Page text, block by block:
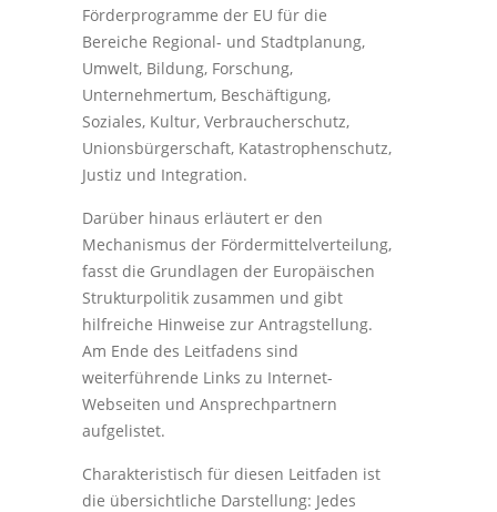
Förderprogramme der EU für die
Bereiche Regional- und Stadtplanung,
Umwelt, Bildung, Forschung,
Unternehmertum, Beschäftigung,
Soziales, Kultur, Verbraucherschutz,
Unionsbürgerschaft, Katastrophenschutz,
Justiz und Integration.
Darüber hinaus erläutert er den
Mechanismus der Fördermittelverteilung,
fasst die Grundlagen der Europäischen
Strukturpolitik zusammen und gibt
hilfreiche Hinweise zur Antragstellung.
Am Ende des Leitfadens sind
weiterführende Links zu Internet-
Webseiten und Ansprechpartnern
aufgelistet.
Charakteristisch für diesen Leitfaden ist
die übersichtliche Darstellung: Jedes